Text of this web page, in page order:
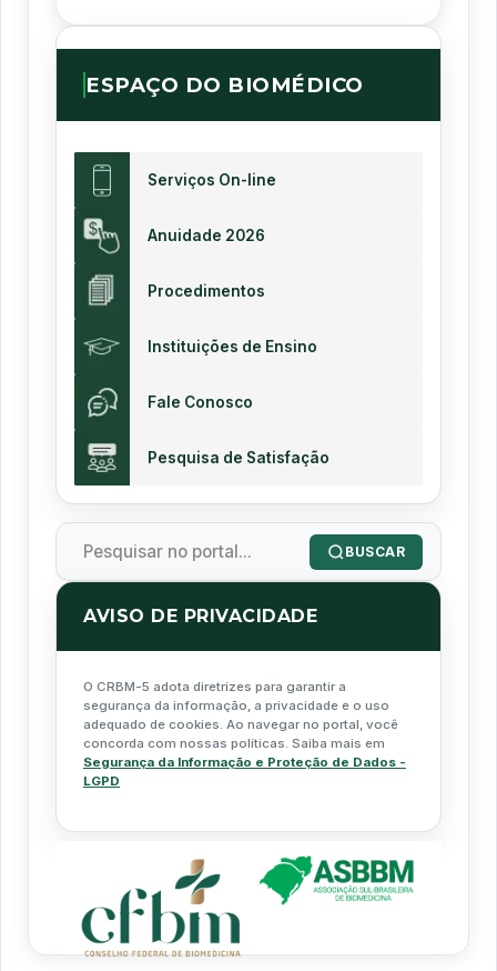
ESPAÇO DO BIOMÉDICO
Serviços On-line
Anuidade 2026
Procedimentos
Instituições de Ensino
Fale Conosco
Pesquisa de Satisfação
BUSCAR
AVISO DE PRIVACIDADE
O CRBM-5 adota diretrizes para garantir a
segurança da informação, a privacidade e o uso
adequado de cookies. Ao navegar no portal, você
concorda com nossas políticas. Saiba mais em
Segurança da Informação e Proteção de Dados -
LGPD